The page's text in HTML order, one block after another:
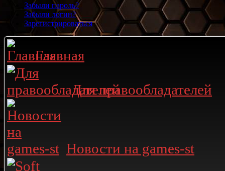
Забыли пароль?
Забыли логин?
Зарегистрироваться
Главная
Для правообладателей
Новости на games-st